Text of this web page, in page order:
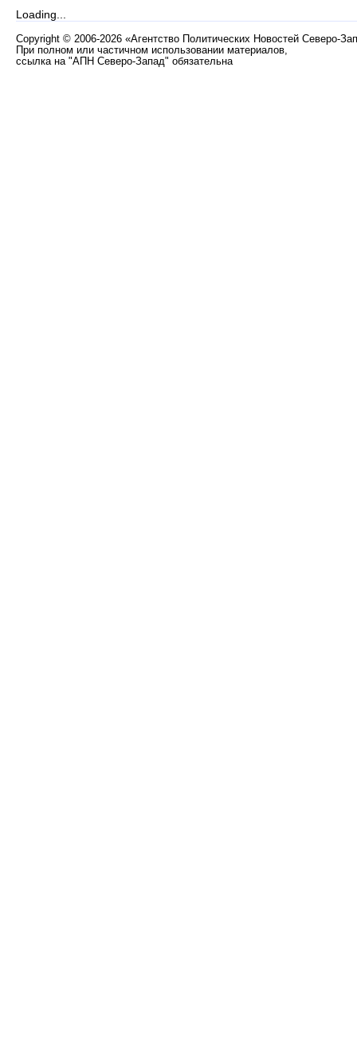
Loading...
Copyright © 2006-2026 «Агентство Политических Новостей Северо-
При полном или частичном использовании материалов,
ссылка на "АПН Северо-Запад" обязательна